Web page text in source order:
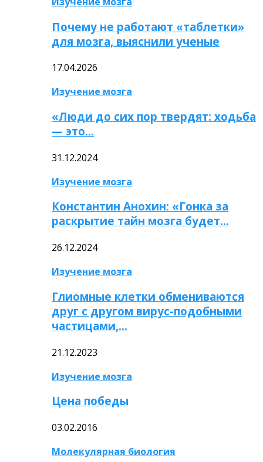
Почему не работают «таблетки»
для мозга, выяснили ученые
17.04.2026
Изучение мозга
«Люди до сих пор твердят: ходьба
— это…
31.12.2024
Изучение мозга
Константин Анохин: «Гонка за
раскрытие тайн мозга будет…
26.12.2024
Изучение мозга
Глиомные клетки обмениваются
друг с другом вирус-подобными
частицами,…
21.12.2023
Изучение мозга
Цена победы
03.02.2016
Молекулярная биология